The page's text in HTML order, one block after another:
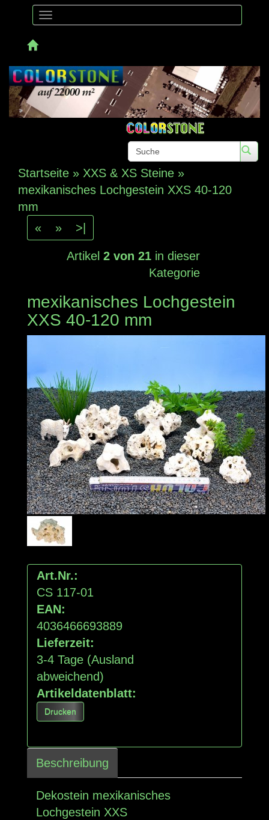
Toggle
Startseite » XXS & XS Steine »
mexikanisches Lochgestein XXS 40-120
mm
«
» >|
Artikel2 von 21 in dieser
Kategorie
mexikanisches Lochgestein
XXS 40-120 mm
Art.Nr.:
CS 117-01
EAN:
4036466693889
Lieferzeit:
3-4 Tage (Ausland
abweichend)
Artikeldatenblatt:
Drucken
Beschreibung
Dekostein mexikanisches
Lochgestein XXS